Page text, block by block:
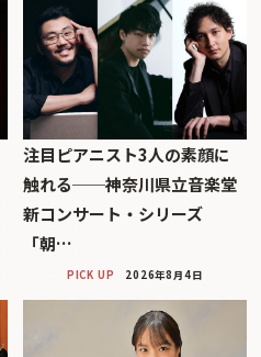
注目ピアニスト3人の素顔に
触れる──神奈川県立音楽堂
新コンサート・シリーズ
「朝…
PICK UP 2026年8月4日